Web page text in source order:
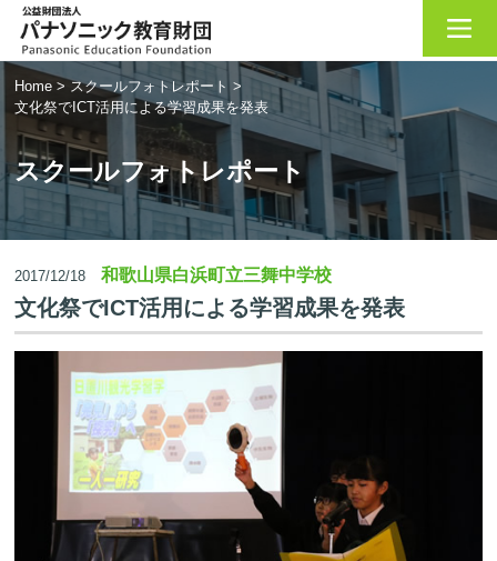
Home > スクールフォトレポート >
文化祭でICT活用による学習成果を発表
スクールフォトレポート
2017/12/18 和歌山県白浜町立三舞中学校
文化祭でICT活用による学習成果を発表